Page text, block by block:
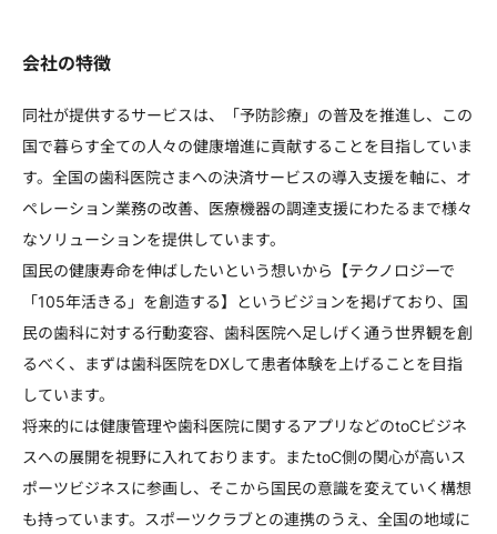
会社の特徴
同社が提供するサービスは、「予防診療」の普及を推進し、この
国で暮らす全ての人々の健康増進に貢献することを目指していま
す。全国の歯科医院さまへの決済サービスの導入支援を軸に、オ
ペレーション業務の改善、医療機器の調達支援にわたるまで様々
なソリューションを提供しています。
国民の健康寿命を伸ばしたいという想いから【テクノロジーで
「105年活きる」を創造する】というビジョンを掲げており、国
民の歯科に対する行動変容、歯科医院へ足しげく通う世界観を創
るべく、まずは歯科医院をDXして患者体験を上げることを目指
しています。
将来的には健康管理や歯科医院に関するアプリなどのtoCビジネ
スへの展開を視野に入れております。またtoC側の関心が高いス
ポーツビジネスに参画し、そこから国民の意識を変えていく構想
も持っています。スポーツクラブとの連携のうえ、全国の地域に